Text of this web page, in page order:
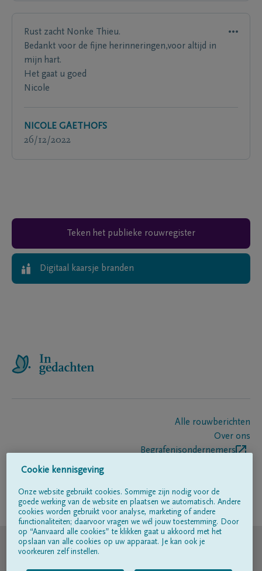
Rust zacht Nonke Thieu.
Bedankt voor de fijne herinneringen,voor altijd in
mijn hart.
Het gaat u goed
Nicole
NICOLE GAETHOFS
26/12/2022
Teken het publieke rouwregister
Digitaal kaarsje branden
Alle rouwberichten
Over ons
Begrafenisondernemers
Volg ons op
© DELA
Cookie kennisgeving
Onze website gebruikt cookies. Sommige zijn nodig voor de
goede werking van de website en plaatsen we automatisch. Andere
cookies worden gebruikt voor analyse, marketing of andere
functionaliteiten; daarvoor vragen we wél jouw toestemming. Door
op “Aanvaard alle cookies” te klikken gaat u akkoord met het
opslaan van alle cookies op uw apparaat. Je kan ook je
voorkeuren zelf instellen.